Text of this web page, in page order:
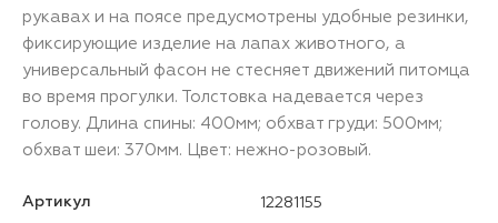
рукавах и на поясе предусмотрены удобные резинки,
фиксирующие изделие на лапах животного, а
универсальный фасон не стесняет движений питомца
во время прогулки. Толстовка надевается через
голову. Длина спины: 400мм; обхват груди: 500мм;
обхват шеи: 370мм. Цвет: нежно-розовый.
Артикул 12281155